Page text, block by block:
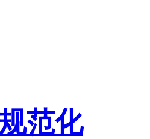
范化